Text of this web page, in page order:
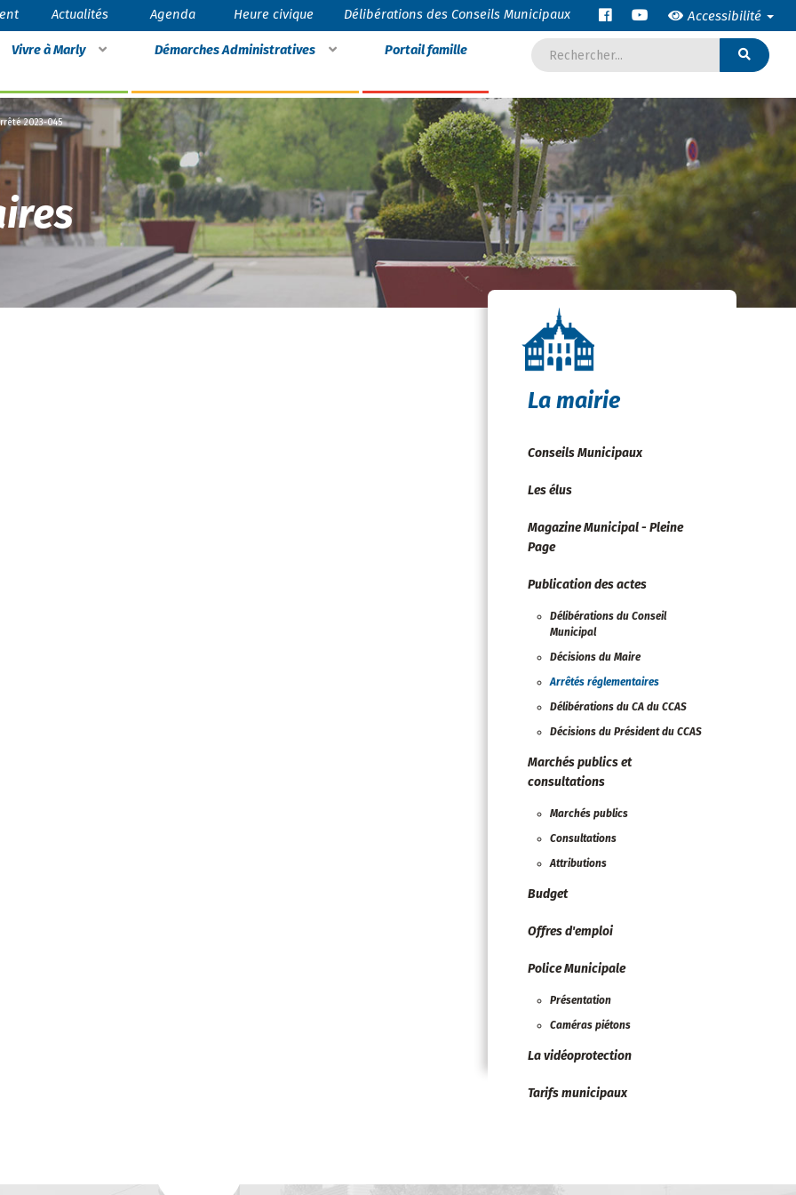
Actualités Agenda Heure civique Délibérations des Conseils Municipaux Accessibilité
Vivre à Marly Démarches Administratives Portail famille
2023-045
La mairie
Conseils Municipaux
Les élus
Magazine Municipal - Pleine
Page
Publication des actes
Délibérations du Conseil
Municipal
Décisions du Maire
Arrêtés réglementaires
Délibérations du CA du CCAS
Décisions du Président du CCAS
Marchés publics et
consultations
Marchés publics
Consultations
Attributions
Budget
Offres d'emploi
Police Municipale
Présentation
Caméras piétons
La vidéoprotection
Tarifs municipaux